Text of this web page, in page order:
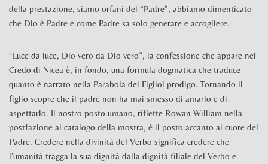
della prestazione, siamo orfani del “Padre”, abbiamo dimenticato
che Dio è Padre e come Padre sa solo generare e accogliere.
“Luce da luce, Dio vero da Dio vero”, la confessione che appare nel
Credo di Nicea è, in fondo, una formula dogmatica che traduce
quanto è narrato nella Parabola del Figliol prodigo. Tornando il
figlio scopre che il padre non ha mai smesso di amarlo e di
aspettarlo. Il nostro posto umano, riflette Rowan William nella
postfazione al catalogo della mostra, è il posto accanto al cuore del
Padre. Credere nella divinità del Verbo significa credere che
l’umanità tragga la sua dignità dalla dignità filiale del Verbo e